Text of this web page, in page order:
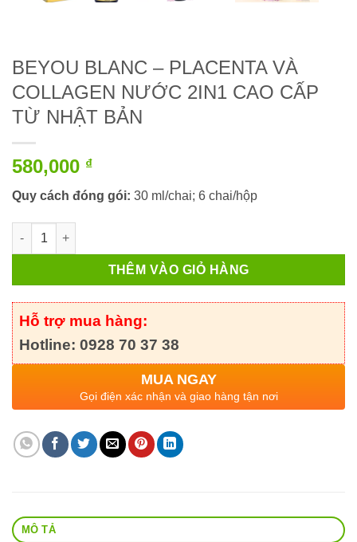
BEYOU BLANC – PLACENTA VÀ
COLLAGEN NƯỚC 2IN1 CAO CẤP
TỪ NHẬT BẢN
580,000 ₫
Quy cách đóng gói: 30 ml/chai; 6 chai/hộp
BEYOU BLANC – PLACENTA VÀ COLLAGEN NƯỚC 2IN1 CAO
THÊM VÀO GIỎ HÀNG
Hỗ trợ mua hàng:
Hotline: 0928 70 37 38
MUA NGAY
Gọi điện xác nhận và giao hàng tận nơi
MÔ TẢ